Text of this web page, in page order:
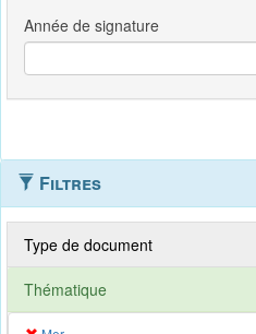
Filtres
Type de document
Thématique